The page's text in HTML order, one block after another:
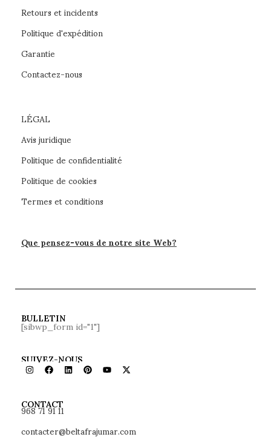
Retours et incidents
Politique d'expédition
Garantie
Contactez-nous
LÉGAL
Avis juridique
Politique de confidentialité
Politique de cookies
Termes et conditions
Que pensez-vous de notre site Web?
BULLETIN
[sibwp_form id="1"]
SUIVEZ-NOUS
CONTACT
968 71 91 11
contacter@beltafrajumar.com